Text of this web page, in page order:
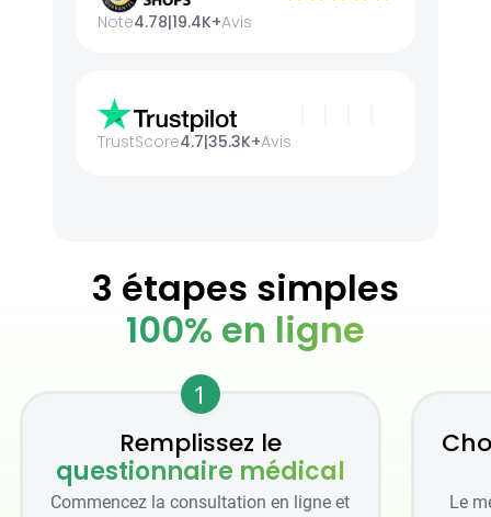
Note4.78|19.4K+Avis
TrustScore4.7|35.3K+Avis
3 étapes simples
100% en ligne
1
Remplissez le
questionnaire médical
Commencez la consultation en ligne et
Le